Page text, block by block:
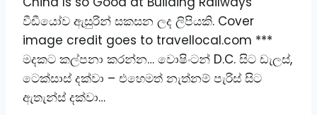
වීඩීයෝව ඇසුරින් සකසන ලද ලිපියකි. Cover
image credit goes to travellocal.com ***
මදකට කල්පනා කරන්න… වොෂිංටන් D.C. සිට ඩැලස්,
ටෙක්සාස් දක්වා – එහෙමත් නැත්නම් පැරිස් සිට
ඇතැන්ස් දක්වා…